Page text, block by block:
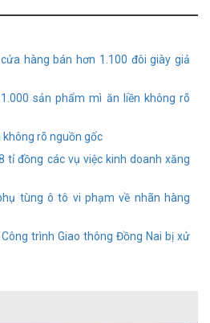
hàng bán hơn 1.100 đôi giày giả
sản phẩm mì ăn liền không rõ
không rõ nguồn gốc
tỉ đồng các vụ việc kinh doanh xăng
tùng ô tô vi phạm về nhãn hàng
trình Giao thông Đồng Nai bị xử